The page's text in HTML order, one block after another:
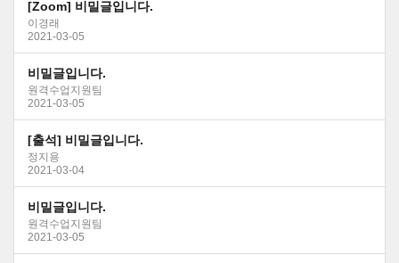
[Zoom] 비밀글입니다.
이경래
2021-03-05
비밀글입니다.
원격수업지원팀
2021-03-05
[출석] 비밀글입니다.
정지용
2021-03-04
비밀글입니다.
원격수업지원팀
2021-03-05